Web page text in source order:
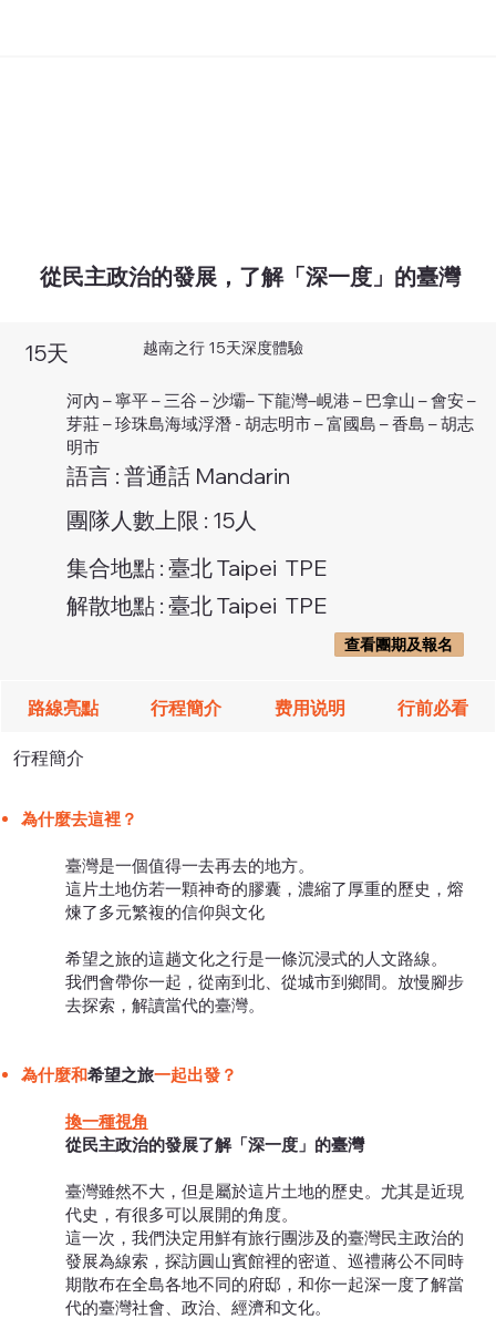
河內 – 寧平 – 三⾕ – 沙壩– 下龍灣–峴港 – 巴拿⼭ – 會安 –
芽莊 – 珍珠島海域浮潛 - 胡志明市 – 富國島 – 香島 – 胡志
明市
解散地點 : 臺北 Taipei TPE
集合地點 : 臺北 Taipei TPE
團隊人數上限 : 15人
語言 : 普通話 Mandarin
查看團期及報名
越南之行 15天深度體驗
15天
從民主政治的發展，了解「深一度」的臺灣
為什麼去這裡？
臺灣是一個值得一去再去的地方。
這片土地仿若一顆神奇的膠囊，濃縮了厚重的歷史，熔
煉了多元繁複的信仰與文化
希望之旅的這趟文化之行是一條沉浸式的人文路線。
我們會帶你一起，從南到北、從城市到鄉間。放慢腳步
去探索，解讀當代的臺灣。
為什麼和希望之旅一起出發？
換一種視角
從民主政治的發展了解「深一度」的臺灣
臺灣雖然不大，但是屬於這片土地的歷史。尤其是近現
代史，有很多可以展開的角度。
這一次，我們決定用鮮有旅行團涉及的臺灣民主政治的
發展為線索，探訪圓山賓館裡的密道、巡禮蔣公不同時
期散布在全島各地不同的府邸，和你一起深一度了解當
代的臺灣社會、政治、經濟和文化。
行程簡介
路線亮點 行程簡介 费用说明 行前必看